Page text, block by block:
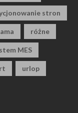
stron
różne
MES
urlop